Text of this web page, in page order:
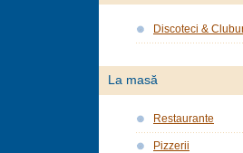
Discoteci &
La masă
Restaurante
Pizzerii